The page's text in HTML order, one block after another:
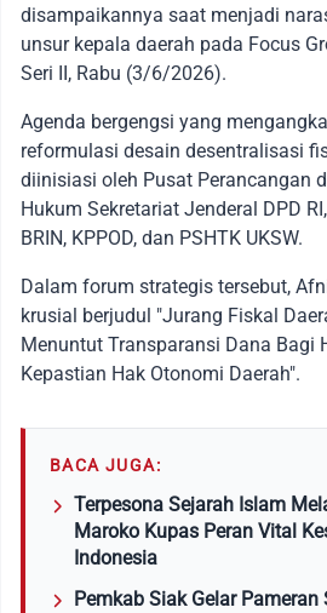
disampaikannya saat menjadi
unsur kepala daerah pada Focus
Seri II, Rabu (3/6/2026).
Agenda bergengsi yang
reformulasi desain desentralisasi
diinisiasi oleh Pusat Perancangan
Hukum Sekretariat Jenderal DPD
BRIN, KPPOD, dan PSHTK UKSW.
Dalam forum strategis tersebut,
krusial berjudul "Jurang Fiskal
Menuntut Transparansi Dana Bagi
Kepastian Hak Otonomi Daerah".
BACA JUGA:
Terpesona Sejarah Islam
Maroko Kupas Peran Vital
Indonesia
Pemkab Siak Gelar